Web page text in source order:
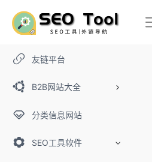
友链平台
B2B网站大全
分类信息网站
SEO工具软件